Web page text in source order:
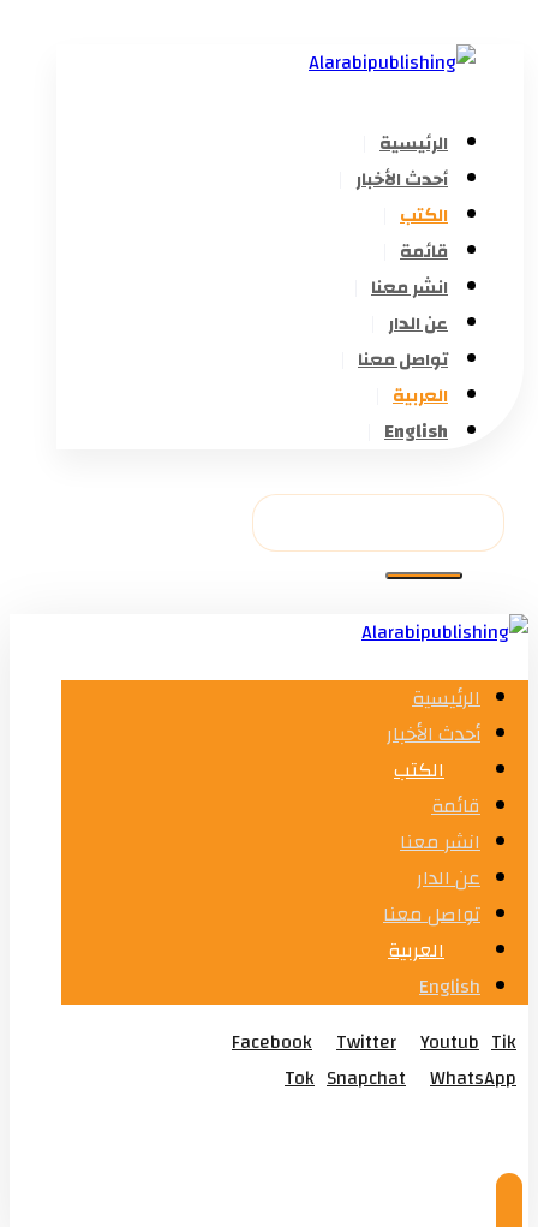
الرئيسية
أحدث الأخبار
الكتب
قائمة
انشر معنا
عن الدار
تواصل معنا
العربية
English
الرئيسية
أحدث الأخبار
الكتب
قائمة
انشر معنا
عن الدار
تواصل معنا
العربية
English
Facebook
Twitter Youtub Tik
Tok Snapchat
WhatsApp